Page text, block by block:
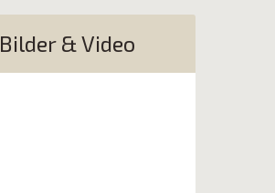
Bilder & Video